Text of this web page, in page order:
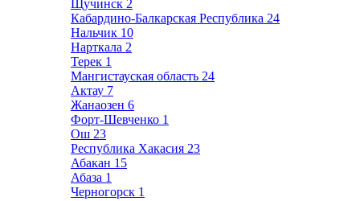
Щучинск 2
Кабардино-Балкарская Республика 24
Нальчик 10
Нарткала 2
Терек 1
Мангистауская область 24
Актау 7
Жанаозен 6
Форт-Шевченко 1
Ош 23
Республика Хакасия 23
Абакан 15
Абаза 1
Черногорск 1